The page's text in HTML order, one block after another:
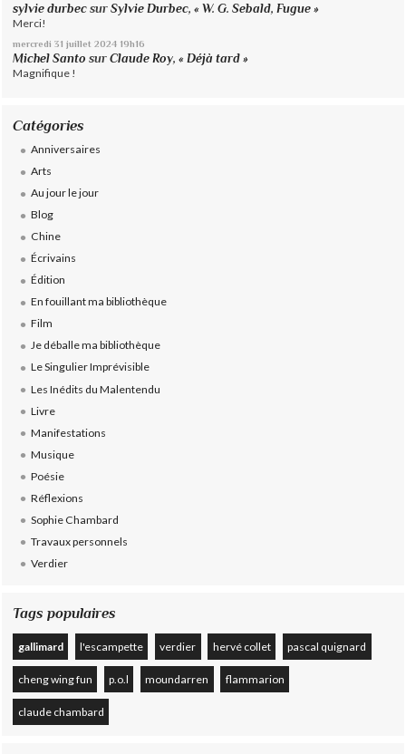
sylvie durbec surSylvie Durbec, « W. G. Sebald, Fugue »
Merci!
mercredi 31 juillet 2024 19h16
Michel Santo surClaude Roy, « Déjà tard »
Magnifique !
Catégories
Anniversaires
Arts
Au jour le jour
Blog
Chine
Écrivains
Édition
En fouillant ma bibliothèque
Film
Je déballe ma bibliothèque
Le Singulier Imprévisible
Les Inédits du Malentendu
Livre
Manifestations
Musique
Poésie
Réflexions
Sophie Chambard
Travaux personnels
Verdier
Tags populaires
gallimard l'escampette verdier hervé collet pascal quignard
cheng wing fun p.o.l moundarren flammarion
claude chambard